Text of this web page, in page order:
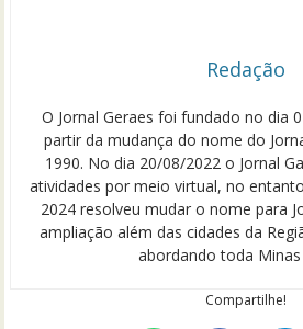
Redação
O Jornal Geraes foi fundado no dia
partir da mudança do nome do
1990. No dia 20/08/2022 o Jornal
atividades por meio virtual, no
2024 resolveu mudar o nome para
ampliação além das cidades da
abordando toda Minas
Compartilhe!